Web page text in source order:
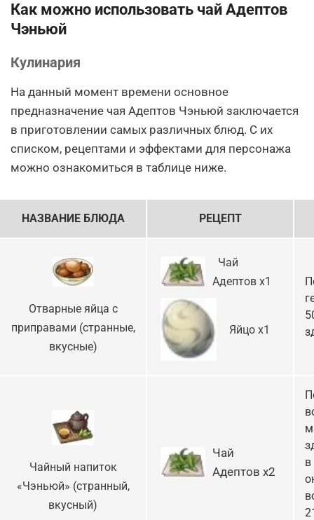
Как можно использовать чай Адептов
Чэньюй
Кулинария
На данный момент времени основное
предназначение чая Адептов Чэньюй заключается
в приготовлении самых различных блюд. С их
списком, рецептами и эффектами для персонажа
можно ознакомиться в таблице ниже.
НАЗВАНИЕ БЛЮДА РЕЦЕПТ
Отварные яйца с
приправами (странные,
вкусные)
Чай
Адептов х1
Яйцо х1
Чайный напиток
«Чэньюй» (странный,
вкусный)
Чай
Адептов х2
в